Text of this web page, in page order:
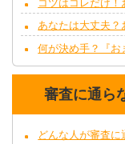
コツはコレだけ
あなたは大丈夫？
何が決め手？『お
審査に通ら
どんな人が審査